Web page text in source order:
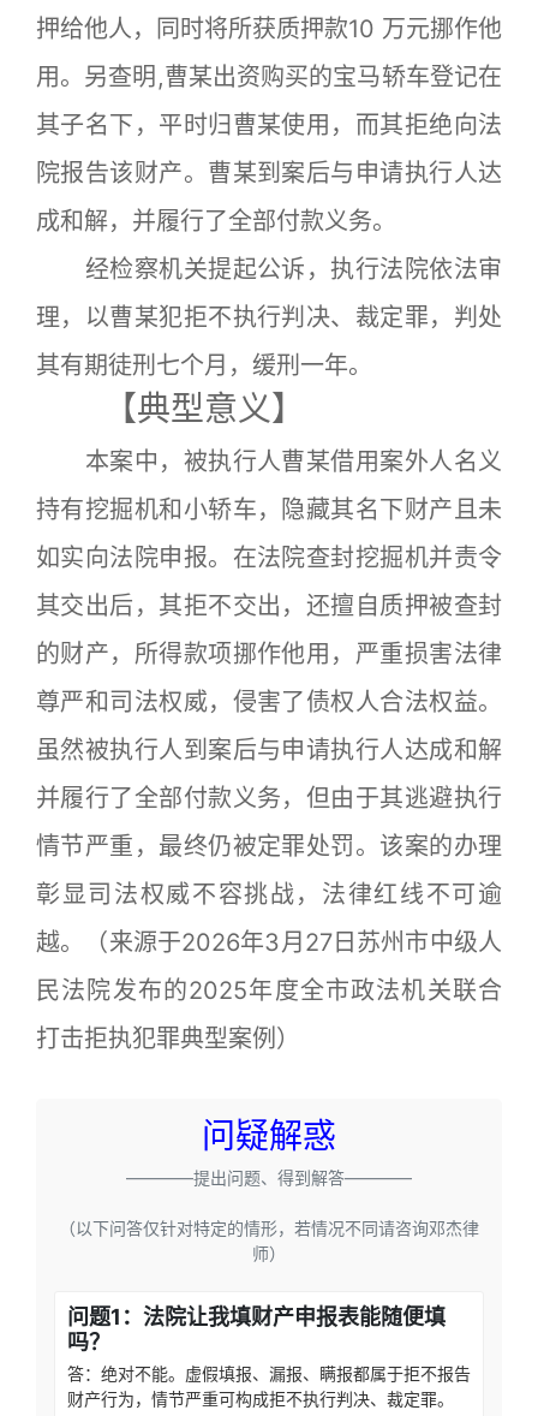
押给他人，同时将所获质押款10 万元挪作他
用。另查明,曹某出资购买的宝马轿车登记在
其子名下，平时归曹某使用，而其拒绝向法
院报告该财产。曹某到案后与申请执行人达
成和解，并履行了全部付款义务。
经检察机关提起公诉，执行法院依法审
理，以曹某犯拒不执行判决、裁定罪，判处
其有期徒刑七个月，缓刑一年。
【典型意义】
本案中，被执行人曹某借用案外人名义
持有挖掘机和小轿车，隐藏其名下财产且未
如实向法院申报。在法院查封挖掘机并责令
其交出后，其拒不交出，还擅自质押被查封
的财产，所得款项挪作他用，严重损害法律
尊严和司法权威，侵害了债权人合法权益。
虽然被执行人到案后与申请执行人达成和解
并履行了全部付款义务，但由于其逃避执行
情节严重，最终仍被定罪处罚。该案的办理
彰显司法权威不容挑战，法律红线不可逾
越。（来源于2026年3月27日苏州市中级人
民法院发布的2025年度全市政法机关联合
打击拒执犯罪典型案例）
问疑解惑
————提出问题、得到解答————
（以下问答仅针对特定的情形，若情况不同请咨询邓杰律
师）
问题1：法院让我填财产申报表能随便填
吗？
答：绝对不能。虚假填报、漏报、瞒报都属于拒不报告
财产行为，情节严重可构成拒不执行判决、裁定罪。